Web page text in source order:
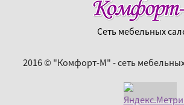
Сеть мебельных
2016 © "Комфорт-М" - сеть